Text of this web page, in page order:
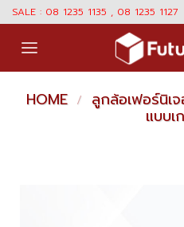
Skip
content
SALE : 08 1235 1135 , 08 1235 1127
HOME / ลูกล้อเฟอร์นิเ
แบบเ